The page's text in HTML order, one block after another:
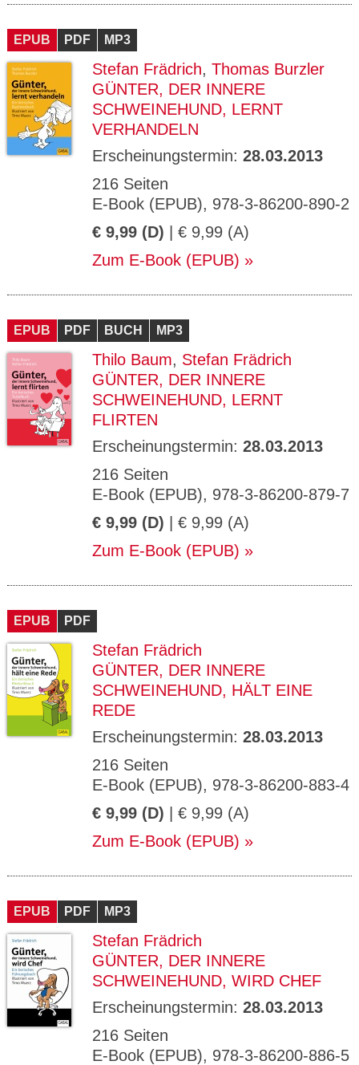
EPUB PDF MP3
Stefan Frädrich, Thomas Burzler
GÜNTER, DER INNERE
SCHWEINEHUND, LERNT
VERHANDELN
Erscheinungstermin: 28.03.2013
216 Seiten
E-Book (EPUB), 978-3-86200-890-2
€ 9,99 (D) | € 9,99 (A)
Zum E-Book (EPUB)
EPUB PDF BUCH MP3
Thilo Baum, Stefan Frädrich
GÜNTER, DER INNERE
SCHWEINEHUND, LERNT
FLIRTEN
Erscheinungstermin: 28.03.2013
216 Seiten
E-Book (EPUB), 978-3-86200-879-7
€ 9,99 (D) | € 9,99 (A)
Zum E-Book (EPUB)
EPUB PDF
Stefan Frädrich
GÜNTER, DER INNERE
SCHWEINEHUND, HÄLT EINE
REDE
Erscheinungstermin: 28.03.2013
216 Seiten
E-Book (EPUB), 978-3-86200-883-4
€ 9,99 (D) | € 9,99 (A)
Zum E-Book (EPUB)
EPUB PDF MP3
Stefan Frädrich
GÜNTER, DER INNERE
SCHWEINEHUND, WIRD CHEF
Erscheinungstermin: 28.03.2013
216 Seiten
E-Book (EPUB), 978-3-86200-886-5